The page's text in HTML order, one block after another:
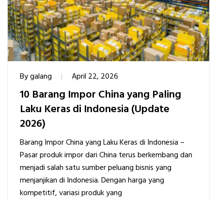
Bygalang April 22, 2026
10 Barang Impor China yang Paling
Laku Keras di Indonesia (Update
2026)
Barang Impor China yang Laku Keras di Indonesia –
Pasar produk impor dari China terus berkembang dan
menjadi salah satu sumber peluang bisnis yang
menjanjikan di Indonesia. Dengan harga yang
kompetitif, variasi produk yang